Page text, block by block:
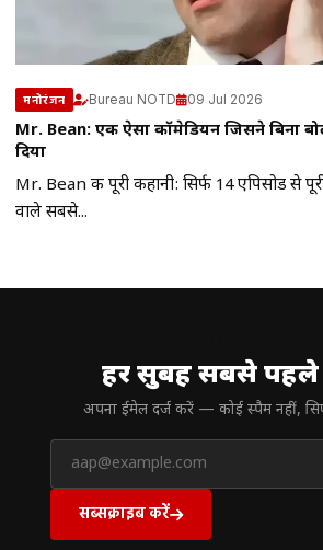
मनोरंजन Bureau NOTD 09 Jul 2026
Mr. Bean: एक ऐसा कॉमेडियन जिसने बिना
दिया
Mr. Bean की पूरी कहानी: सिर्फ 14 एपिसोड से
वाले सबसे...
हर सुबह सबसे पहले
अपना ईमेल दर्ज करें — कोई स्पैम नहीं,
सब्सक्राइब करें